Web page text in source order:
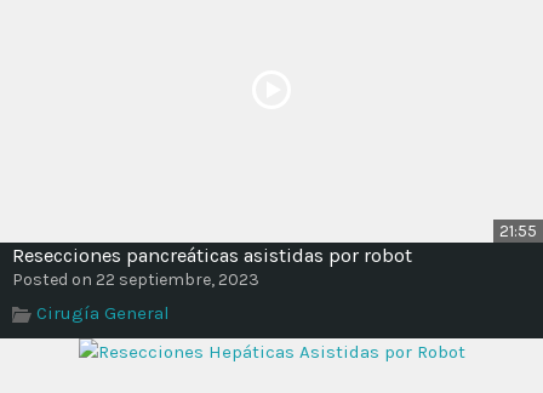
21:55
Resecciones pancreáticas asistidas por robot
Posted on 22 septiembre, 2023
Cirugía General